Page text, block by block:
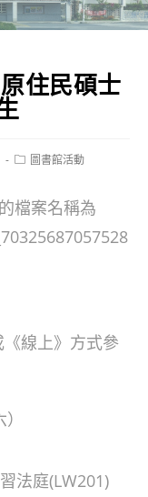
住民碩士
Post圖書館活動
《線上》方式參
法庭(LW201)